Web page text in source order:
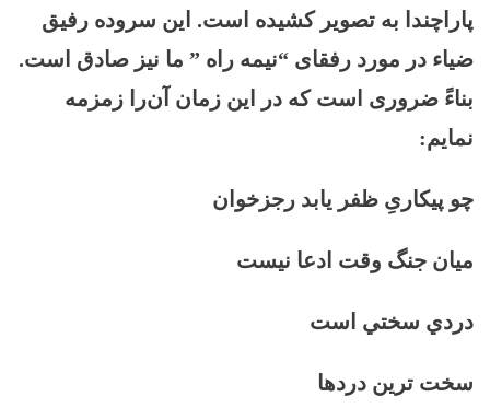
پاراچندا به تصویر کشیده است. این سروده رفیق
ضیاء در مورد رفقای “نیمه راه ” ما نیز صادق است.
بناءً ضروری است که در این زمان آن‌را زمزمه
نمایم:
چو پیکاریِ ظفر یابد رجزخوان
میان جنگ وقت ادعا نیست
دردي سختي است
سخت ترين دردها